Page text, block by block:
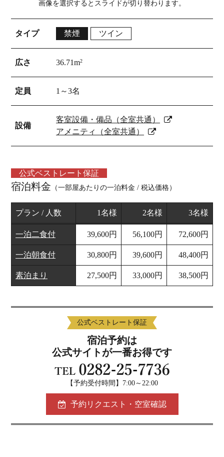
画像を選択するとスライドが切り替わります。
タイプ 禁煙 ツイン
広さ 36.71m2
定員 1～3名
設備
客室設備・備品（全室共通）
アメニティ（全室共通）
公式ベストレート保証
宿泊料金 （一部屋あたりの一泊料金 / 税込価格）
プラン / 人数 1名様 2名様 3名様
一泊二食付 39,600円 56,100円 72,600円
一泊朝食付 30,800円 39,600円 48,400円
素泊まり 27,500円 33,000円 38,500円
公式ベストレート保証
宿泊予約は
公式サイトが一番お得です
【予約受付時間】7:00～22:00
予約リクエスト・空室確認